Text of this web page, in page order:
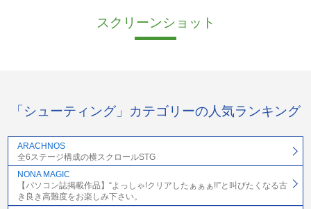
スクリーンショット
「シューティング」カテゴリーの人気ランキング
ARACHNOS
全6ステージ構成の横スクロールSTG
NONA MAGIC
【パソコン誌掲載作品】“よっしゃ!クリアしたぁぁぁ!!”と叫びたくなる古
き良き高難度をお楽しみ下さい。